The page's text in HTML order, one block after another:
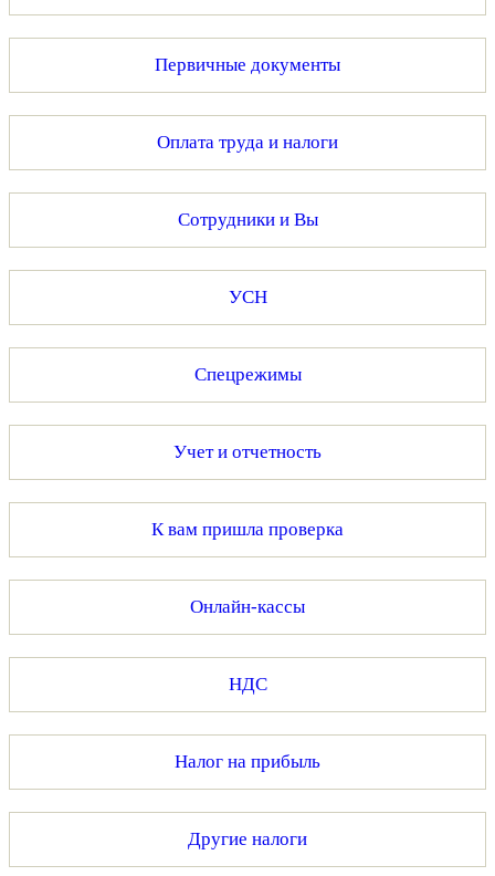
Первичные документы
Оплата труда и налоги
Сотрудники и Вы
УСН
Спецрежимы
Учет и отчетность
К вам пришла проверка
Онлайн-кассы
НДС
Налог на прибыль
Другие налоги